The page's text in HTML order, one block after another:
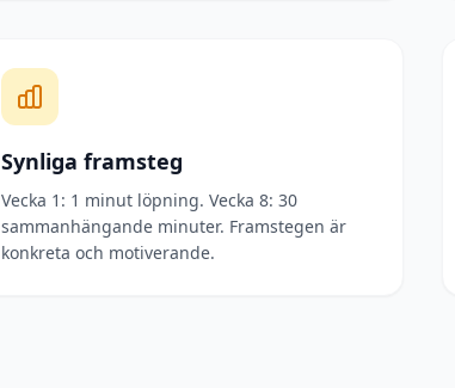
Synliga framsteg
Vecka 1: 1 minut löpning. Vecka 8: 30
sammanhängande minuter. Framstegen är
konkreta och motiverande.